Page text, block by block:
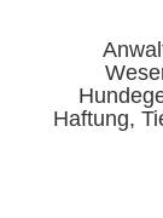
Haftung,